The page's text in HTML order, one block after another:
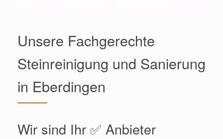
Unsere Fachgerechte
Steinreinigung und Sanierung
in Eberdingen
Wir sind Ihr ✅ Anbieter